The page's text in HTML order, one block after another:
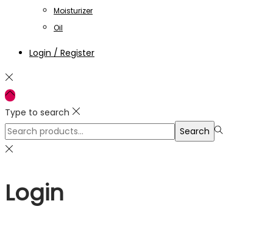
Moisturizer
Oil
Login / Register
Type to search
Search
for:>
Search
Login